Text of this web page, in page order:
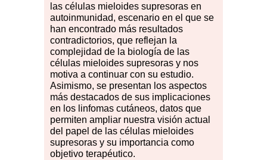
las células mieloides supresoras en
autoinmunidad, escenario en el que se
han encontrado más resultados
contradictorios, que reflejan la
complejidad de la biología de las
células mieloides supresoras y nos
motiva a continuar con su estudio.
Asimismo, se presentan los aspectos
más destacados de sus implicaciones
en los linfomas cutáneos, datos que
permiten ampliar nuestra visión actual
del papel de las células mieloides
supresoras y su importancia como
objetivo terapéutico.